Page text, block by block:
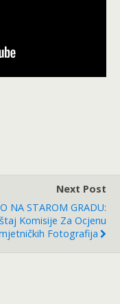
Next Post
NA STAROM GRADU:
Komisije Za Ocjenu
Fotografija